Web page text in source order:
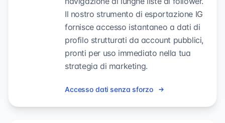
Il nostro strumento di esportazione IG
fornisce accesso istantaneo a dati di
profilo strutturati da account pubblici,
pronti per uso immediato nella tua
strategia di marketing.
Accesso dati senza sforzo